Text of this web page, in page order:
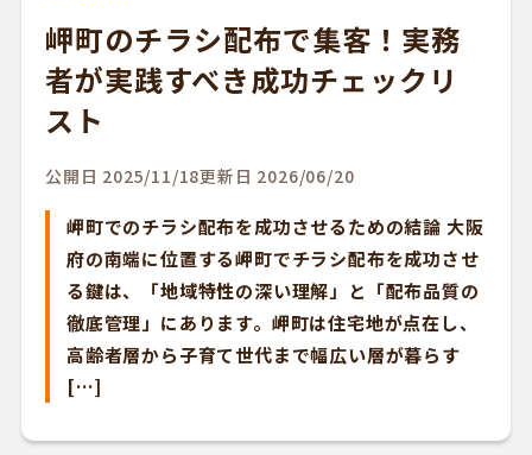
お問い合わせ
かんたんWEB注文
岬町のチラシ配布で集客！実務
者が実践すべき成功チェックリ
スト
公開日 2025/11/18更新日 2026/06/20
岬町でのチラシ配布を成功させるための結論 大阪
府の南端に位置する岬町でチラシ配布を成功させ
る鍵は、「地域特性の深い理解」と「配布品質の
徹底管理」にあります。岬町は住宅地が点在し、
高齢者層から子育て世代まで幅広い層が暮らす
[…]